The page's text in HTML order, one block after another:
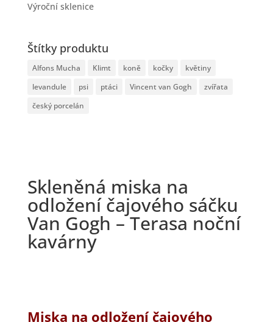
Výroční sklenice
Štítky produktu
Alfons Mucha Klimt koně kočky
květiny
levandule
psi ptáci Vincent van Gogh
zvířata
český porcelán
Skleněná miska na
odložení čajového sáčku
Van Gogh – Terasa noční
kavárny
Miska na odložení čajového